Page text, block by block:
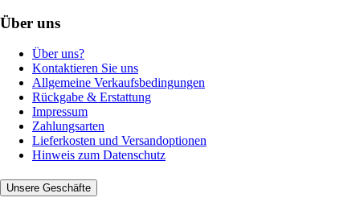
Über uns
Über uns?
Kontaktieren Sie uns
Allgemeine Verkaufsbedingungen
Rückgabe & Erstattung
Impressum
Zahlungsarten
Lieferkosten und Versandoptionen
Hinweis zum Datenschutz
Unsere Geschäfte